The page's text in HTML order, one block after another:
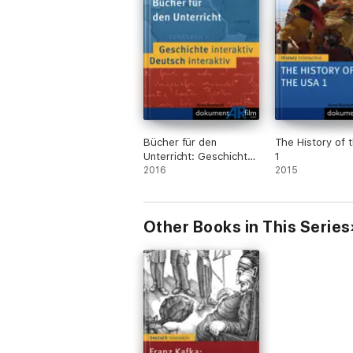
- Quellennachweis
- Impressum
- Danksagung
- Bedienungshilfe
Bücher für den
Unterricht: Geschichte
interaktiv und Deutsch
2016
The History of
1
2015
Other Books in This Series